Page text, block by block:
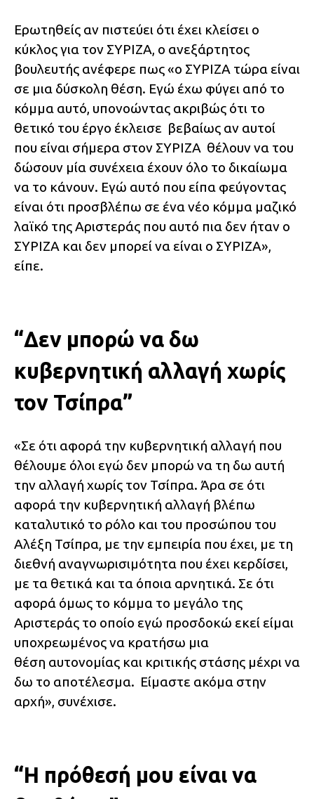
Ερωτηθείς αν πιστεύει ότι έχει κλείσει ο
κύκλος για τον ΣΥΡΙΖΑ, ο ανεξάρτητος
βουλευτής ανέφερε πως «ο ΣΥΡΙΖΑ τώρα είναι
σε μια δύσκολη θέση. Εγώ έχω φύγει από το
κόμμα αυτό, υπονοώντας ακριβώς ότι το
θετικό του έργο έκλεισε βεβαίως αν αυτοί
που είναι σήμερα στον ΣΥΡΙΖΑ θέλουν να του
δώσουν μία συνέχεια έχουν όλο το δικαίωμα
να το κάνουν. Εγώ αυτό που είπα φεύγοντας
είναι ότι προσβλέπω σε ένα νέο κόμμα μαζικό
λαϊκό της Αριστεράς που αυτό πια δεν ήταν ο
ΣΥΡΙΖΑ και δεν μπορεί να είναι ο ΣΥΡΙΖΑ»,
είπε.
“Δεν μπορώ να δω
κυβερνητική αλλαγή χωρίς
τον Τσίπρα”
«Σε ότι αφορά την κυβερνητική αλλαγή που
θέλουμε όλοι εγώ δεν μπορώ να τη δω αυτή
την αλλαγή χωρίς τον Τσίπρα. Άρα σε ότι
αφορά την κυβερνητική αλλαγή βλέπω
καταλυτικό το ρόλο και του προσώπου του
Αλέξη Τσίπρα, με την εμπειρία που έχει, με τη
διεθνή αναγνωρισιμότητα που έχει κερδίσει,
με τα θετικά και τα όποια αρνητικά. Σε ότι
αφορά όμως το κόμμα το μεγάλο της
Αριστεράς το οποίο εγώ προσδοκώ εκεί είμαι
υποχρεωμένος να κρατήσω μια
θέση αυτονομίας και κριτικής στάσης μέχρι να
δω το αποτέλεσμα. Είμαστε ακόμα στην
αρχή», συνέχισε.
“Η πρόθεσή μου είναι να